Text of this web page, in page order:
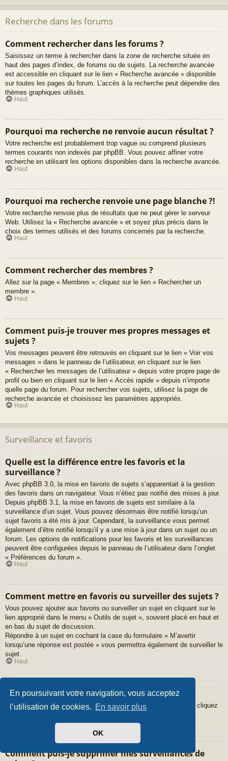
En poursuivant votre navigation, vous acceptez
l’utilisation de cookies. En savoir plus
OK
Recherche dans les forums
Comment rechercher dans les forums ?
Saisissez un terme à rechercher dans la zone de recherche située en
haut des pages d’index, de forums ou de sujets. La recherche avancée
est accessible en cliquant sur le lien « Recherche avancée » disponible
sur toutes les pages du forum. L’accès à la recherche peut dépendre des
thèmes graphiques utilisés.
Haut
Pourquoi ma recherche ne renvoie aucun résultat ?
Votre recherche est probablement trop vague ou comprend plusieurs
termes courants non indexés par phpBB. Vous pouvez affiner votre
recherche en utilisant les options disponibles dans la recherche avancée.
Haut
Pourquoi ma recherche renvoie une page blanche ?!
Votre recherche renvoie plus de résultats que ne peut gérer le serveur
Web. Utilisez la « Recherche avancée » et soyez plus précis dans le
choix des termes utilisés et des forums concernés par la recherche.
Haut
Comment rechercher des membres ?
Allez sur la page « Membres », cliquez sur le lien « Rechercher un
membre ».
Haut
Comment puis-je trouver mes propres messages et
sujets ?
Vos messages peuvent être retrouvés en cliquant sur le lien « Voir vos
messages » dans le panneau de l’utilisateur, en cliquant sur le lien
« Rechercher les messages de l’utilisateur » depuis votre propre page de
profil ou bien en cliquant sur le lien « Accès rapide » depuis n’importe
quelle page du forum. Pour rechercher vos sujets, utilisez la page de
recherche avancée et choisissez les paramètres appropriés.
Haut
Surveillance et favoris
Quelle est la différence entre les favoris et la
surveillance ?
Avec phpBB 3.0, la mise en favoris de sujets s’apparentait à la gestion
des favoris dans un navigateur. Vous n’étiez pas notifié des mises à jour.
Depuis phpBB 3.1, la mise en favoris de sujets est similaire à la
surveillance d’un sujet. Vous pouvez désormais être notifié lorsqu’un
sujet favoris a été mis à jour. Cependant, la surveillance vous permet
également d’être notifié lorsqu’il y a une mise à jour dans un sujet ou un
forum. Les options de notifications pour les favoris et les surveillances
peuvent être configurées depuis le panneau de l’utilisateur dans l’onglet
« Préférences du forum ».
Haut
Comment mettre en favoris ou surveiller des sujets ?
Vous pouvez ajouter aux favoris ou surveiller un sujet en cliquant sur le
lien approprié dans le menu « Outils de sujet », souvent placé en haut et
en bas du sujet de discussion.
Répondre à un sujet en cochant la case du formulaire « M’avertir
lorsqu’une réponse est postée » vous permettra également de surveiller le
sujet.
Haut
Comment surveiller des forums ?
Pour surveiller un forum en particulier, une fois entré sur celui-ci, cliquez
Comment puis-je supprimer mes surveillances de